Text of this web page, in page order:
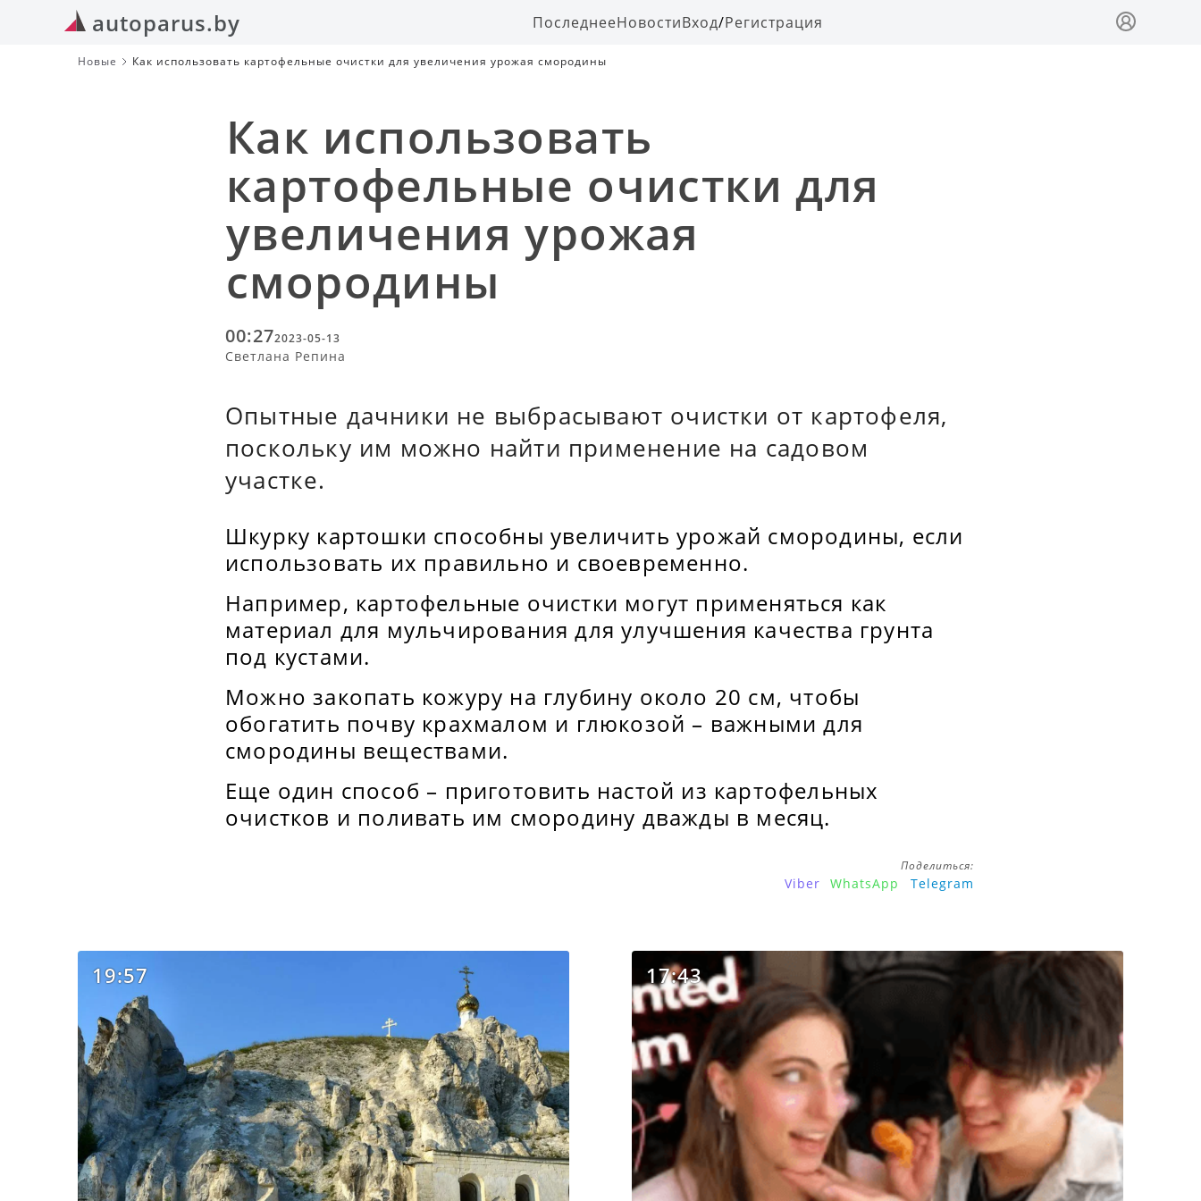
autoparus.by ПоследнееНовостиВход/Регистрация
Новые Как использовать картофельные очистки для увеличения урожая смородины
Как использовать
картофельные очистки для
увеличения урожая
смородины
00:272023-05-13
Светлана Репина
Опытные дачники не выбрасывают очистки от картофеля,
поскольку им можно найти применение на садовом
участке.
Шкурку картошки способны увеличить урожай смородины, если
использовать их правильно и своевременно.
Например, картофельные очистки могут применяться как
материал для мульчирования для улучшения качества грунта
под кустами.
Можно закопать кожуру на глубину около 20 см, чтобы
обогатить почву крахмалом и глюкозой – важными для
смородины веществами.
Еще один способ – приготовить настой из картофельных
очистков и поливать им смородину дважды в месяц.
Поделиться:
Viber WhatsApp Telegram
19:57 17:43